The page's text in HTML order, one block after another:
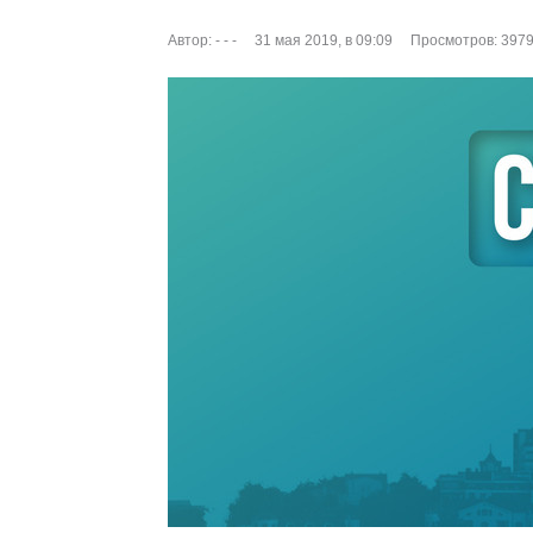
Автор: - - - 31 мая 2019, в 09:09 Просмотров: 3979